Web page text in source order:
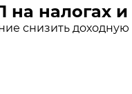
налогах
снизить доходную